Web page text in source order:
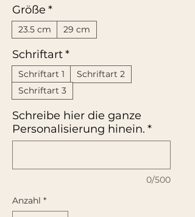
Größe *
23.5 cm 29 cm
Schriftart*
Schriftart 1
Schriftart 2
Schriftart 3
Schreibe hier die ganze
Personalisierung hinein. *
0/500
Anzahl *